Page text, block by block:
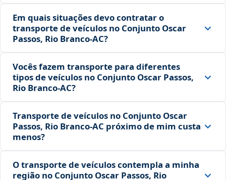
Em quais situações devo contratar o
transporte de veículos no Conjunto Oscar
Passos, Rio Branco‑AC?
Vocês fazem transporte para diferentes
tipos de veículos no Conjunto Oscar Passos,
Rio Branco‑AC?
Transporte de veículos no Conjunto Oscar
Passos, Rio Branco‑AC próximo de mim custa
menos?
O transporte de veículos contempla a minha
região no Conjunto Oscar Passos, Rio